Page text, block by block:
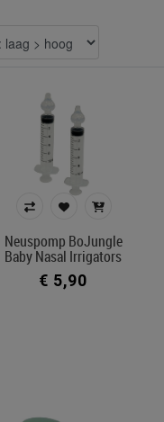
€ 99
Neuspomp BoJungle
Baby Nasal Irrigators
€ 5,90